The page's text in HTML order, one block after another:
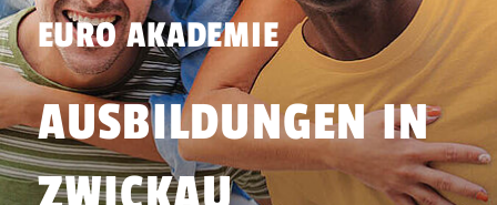
EURO AKADEMIE
AUSBILDUNGEN IN